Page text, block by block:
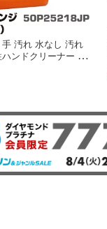
汚れ 水なし 汚れ
ンドクリーナー フ
スクラブ入り 3.78L
ー 油汚れを綺麗に